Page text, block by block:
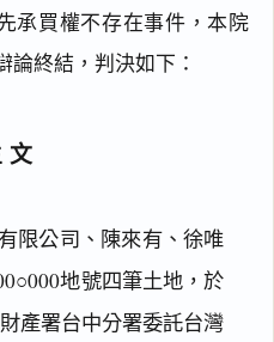
承買權不存在事件，本院
論終結，判決如下：
文
限公司、陳來有、徐唯
地號四筆土地，於
產署台中分署委託台灣